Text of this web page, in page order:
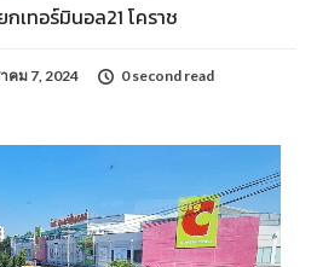
เทอร์มินอล21 โคราช
คม 7, 2024
0 second read